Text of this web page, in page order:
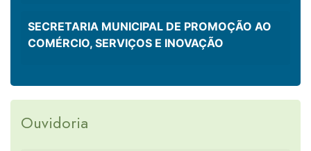
SECRETARIA MUNICIPAL DE PROMOÇÃO AO
COMÉRCIO, SERVIÇOS E INOVAÇÃO
Ouvidoria